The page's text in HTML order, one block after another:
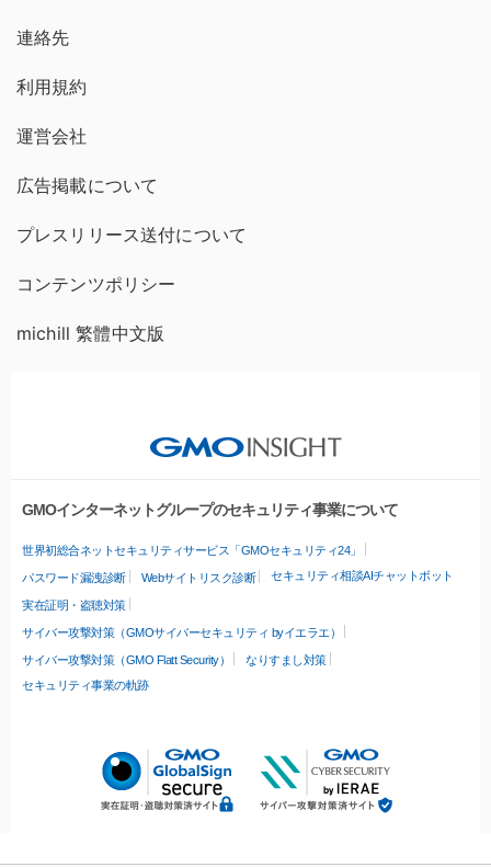
連絡先
利用規約
運営会社
広告掲載について
プレスリリース送付について
コンテンツポリシー
michill 繁體中文版
GMOインターネットグループのセキュリティ事業について
世界初総合ネットセキュリティサービス「GMOセキュリティ24」
パスワード漏洩診断 Webサイトリスク診断 セキュリティ相談AIチャットボット
実在証明・盗聴対策
サイバー攻撃対策（GMOサイバーセキュリティ byイエラエ）
サイバー攻撃対策（GMO Flatt Security）
なりすまし対策
セキュリティ事業の軌跡